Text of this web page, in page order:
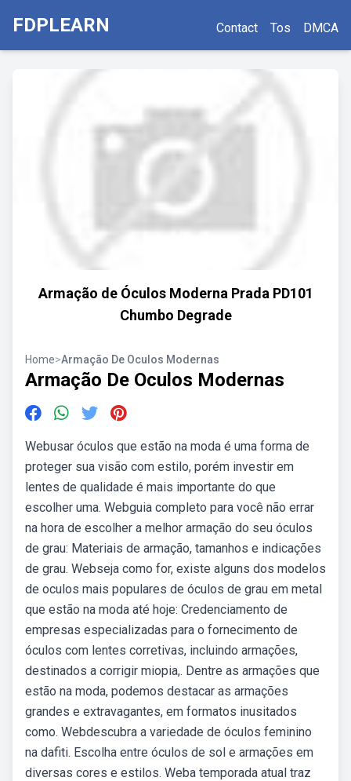
FDPLEARN Contact Tos DMCA
Armação de Óculos Moderna Prada PD101
Chumbo Degrade
Home>Armação De Oculos Modernas
Armação De Oculos Modernas
Webusar óculos que estão na moda é uma forma de
proteger sua visão com estilo, porém investir em
lentes de qualidade é mais importante do que
escolher uma. Webguia completo para você não errar
na hora de escolher a melhor armação do seu óculos
de grau: Materiais de armação, tamanhos e indicações
de grau. Webseja como for, existe alguns dos modelos
de oculos mais populares de óculos de grau em metal
que estão na moda até hoje: Credenciamento de
empresas especializadas para o fornecimento de
óculos com lentes corretivas, incluindo armações,
destinados a corrigir miopia,. Dentre as armações que
estão na moda, podemos destacar as armações
grandes e extravagantes, em formatos inusitados
como. Webdescubra a variedade de óculos feminino
na dafiti. Escolha entre óculos de sol e armações em
diversas cores e estilos. Weba temporada atual traz